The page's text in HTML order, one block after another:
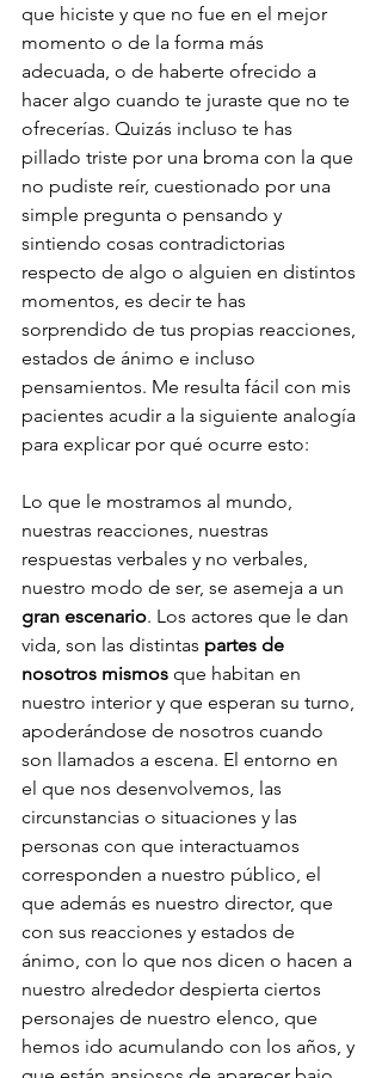
que hiciste y que no fue en el mejor
momento o de la forma más
adecuada, o de haberte ofrecido a
hacer algo cuando te juraste que no te
ofrecerías. Quizás incluso te has
pillado triste por una broma con la que
no pudiste reír, cuestionado por una
simple pregunta o pensando y
sintiendo cosas contradictorias
respecto de algo o alguien en distintos
momentos, es decir te has
sorprendido de tus propias reacciones,
estados de ánimo e incluso
pensamientos. Me resulta fácil con mis
pacientes acudir a la siguiente analogía
para explicar por qué ocurre esto:
Lo que le mostramos al mundo,
nuestras reacciones, nuestras
respuestas verbales y no verbales,
nuestro modo de ser, se asemeja a un
gran escenario. Los actores que le dan
vida, son las distintas partes de
nosotros mismos que habitan en
nuestro interior y que esperan su turno,
apoderándose de nosotros cuando
son llamados a escena. El entorno en
el que nos desenvolvemos, las
circunstancias o situaciones y las
personas con que interactuamos
corresponden a nuestro público, el
que además es nuestro director, que
con sus reacciones y estados de
ánimo, con lo que nos dicen o hacen a
nuestro alrededor despierta ciertos
personajes de nuestro elenco, que
hemos ido acumulando con los años, y